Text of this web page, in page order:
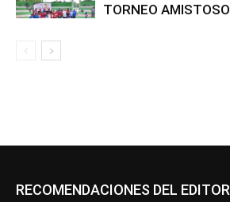
TORNEO AMISTOSO
RECOMENDACIONES DEL EDITOR